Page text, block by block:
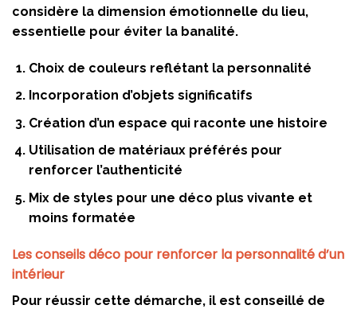
considère la dimension émotionnelle du lieu,
essentielle pour éviter la banalité.
Choix de couleurs reflétant la personnalité
Incorporation d’objets significatifs
Création d’un espace qui raconte une histoire
Utilisation de matériaux préférés pour
renforcer l’authenticité
Mix de styles pour une déco plus vivante et
moins formatée
Les conseils déco pour renforcer la personnalité d’un
intérieur
Pour réussir cette démarche, il est conseillé de